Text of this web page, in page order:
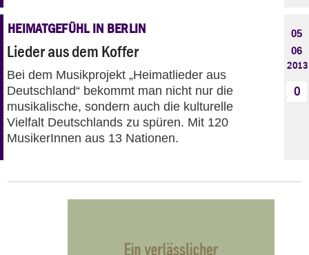
HEIMATGEFÜHL IN BERLIN
Lieder aus dem Koffer
Bei dem Musikprojekt „Heimatlieder aus
Deutschland“ bekommt man nicht nur die
musikalische, sondern auch die kulturelle
Vielfalt Deutschlands zu spüren. Mit 120
MusikerInnen aus 13 Nationen.
05
06
2013
0